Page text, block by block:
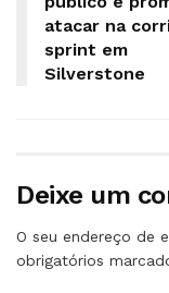
atacar na
sprint em
Silverstone
Deixe um
O seu endereço de
obrigatórios